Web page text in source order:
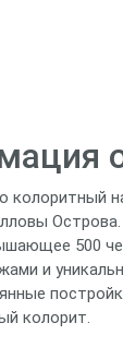
500
и
колорит.